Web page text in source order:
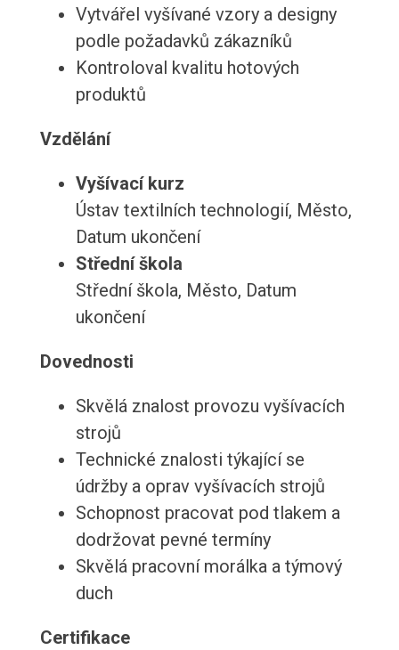
Vytvářel vyšívané vzory a designy
podle požadavků zákazníků
Kontroloval kvalitu hotových
produktů
Vzdělání
Vyšívací kurz
Ústav textilních technologií, Město,
Datum ukončení
Střední škola
Střední škola, Město, Datum
ukončení
Dovednosti
Skvělá znalost provozu vyšívacích
strojů
Technické znalosti týkající se
údržby a oprav vyšívacích strojů
Schopnost pracovat pod tlakem a
dodržovat pevné termíny
Skvělá pracovní morálka a týmový
duch
Certifikace